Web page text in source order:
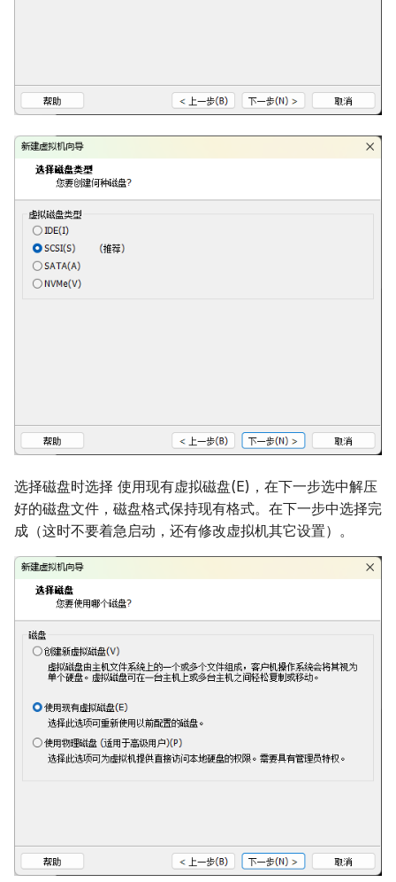
选择磁盘时选择 使用现有虚拟磁盘(E)，在下一步选中解压
好的磁盘文件，磁盘格式保持现有格式。在下一步中选择完
成（这时不要着急启动，还有修改虚拟机其它设置）。